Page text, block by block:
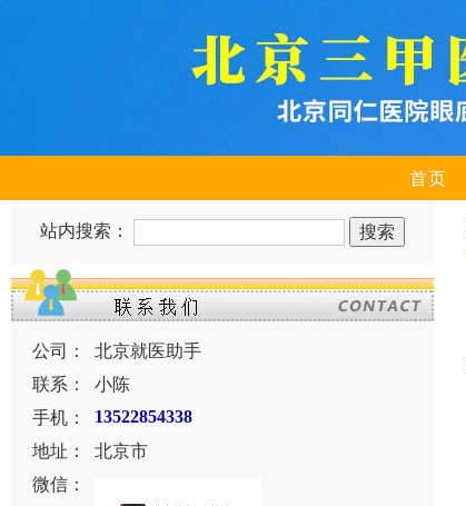
首页
站内搜索：
公司：
北京就医助手
联系：
小陈
手机：
13522854338
地址：
北京市
微信：